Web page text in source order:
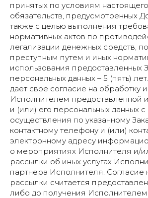
принятых по условиям
обязательств, предусмотренных
также с целью выполнения
нормативных актов по
легализации денежных средств,
преступным путем и иных
использования предоставленных
персональных данных – 5 (пять)
дает свое согласие на обработку
Исполнителем предоставленной
и (или) его персональных данных
осуществления по указанному
контактному телефону и (или)
электронному адресу
о мероприятиях Исполнителя и/
рассылки об иных услугах
партнера Исполнителя. Согласие
рассылки считается
либо до получения Исполнителем